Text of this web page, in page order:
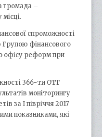
громада –
спроможності
Групою фінансового
офісу реформ при
366-ти ОТГ
моніторингу
за І півріччя 2017
показниками, які